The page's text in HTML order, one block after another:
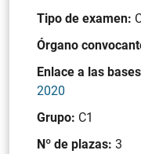
Tipo de examen:
Órgano
Enlace a las
2020
Grupo: C1
Nº de plazas: 3